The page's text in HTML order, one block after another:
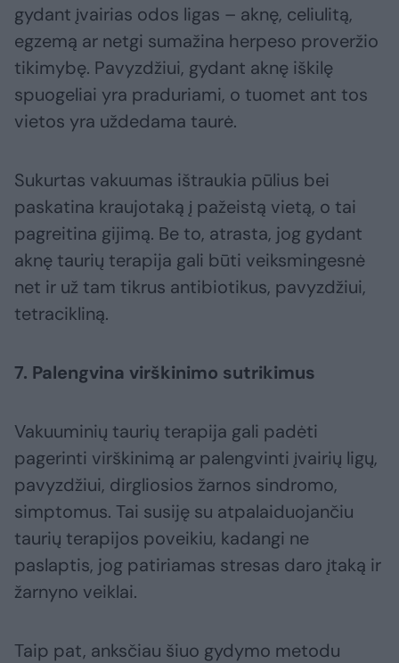
gydant įvairias odos ligas – aknę, celiulitą,
egzemą ar netgi sumažina herpeso proveržio
tikimybę. Pavyzdžiui, gydant aknę iškilę
spuogeliai yra praduriami, o tuomet ant tos
vietos yra uždedama taurė.
Sukurtas vakuumas ištraukia pūlius bei
paskatina kraujotaką į pažeistą vietą, o tai
pagreitina gijimą. Be to, atrasta, jog gydant
aknę taurių terapija gali būti veiksmingesnė
net ir už tam tikrus antibiotikus, pavyzdžiui,
tetracikliną.
7. Palengvina virškinimo sutrikimus
Vakuuminių taurių terapija gali padėti
pagerinti virškinimą ar palengvinti įvairių ligų,
pavyzdžiui, dirgliosios žarnos sindromo,
simptomus. Tai susiję su atpalaiduojančiu
taurių terapijos poveikiu, kadangi ne
paslaptis, jog patiriamas stresas daro įtaką ir
žarnyno veiklai.
Taip pat, anksčiau šiuo gydymo metodu